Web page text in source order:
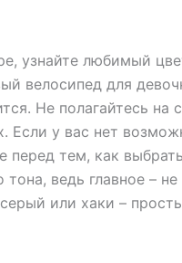
узнайте любимый
велосипед для
Не полагайтесь на
Если у вас нет
перед тем, как
тона, ведь главное –
или хаки –